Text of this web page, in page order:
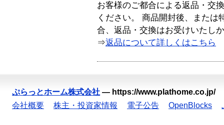
お客様のご都合による返品・交
ください。 商品開封後、または
合、返品・交換はお受けいたし
⇒返品について詳しくはこちら
ぷらっとホーム株式会社 — https://www.plathome.co.jp/
会社概要
株主・投資家情報 電子公告 OpenBlocks